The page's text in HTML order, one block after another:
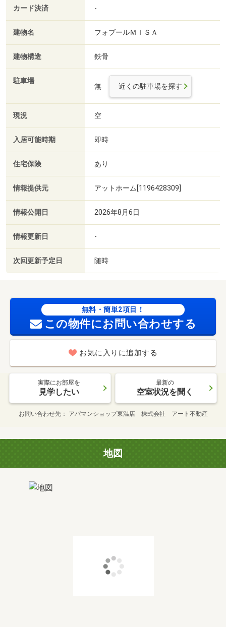
カード決済 -
建物名 フォブールＭＩＳＡ
建物構造 鉄骨
駐車場
無 近くの駐車場を探す
現況 空
入居可能時期 即時
住宅保険 あり
情報提供元 アットホーム[1196428309]
情報公開日 2026年8月6日
情報更新日 -
次回更新予定日 随時
無料・簡単2項目！
この物件にお問い合わせする
お気に入りに追加する
実際にお部屋を
見学したい
最新の
空室状況を聞く
お問い合わせ先 アパマンショップ東温店 株式会社 アート不動産
地図